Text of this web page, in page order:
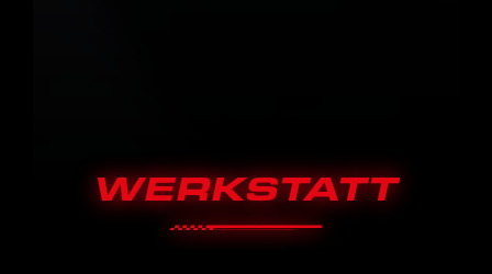
WERKSTATT